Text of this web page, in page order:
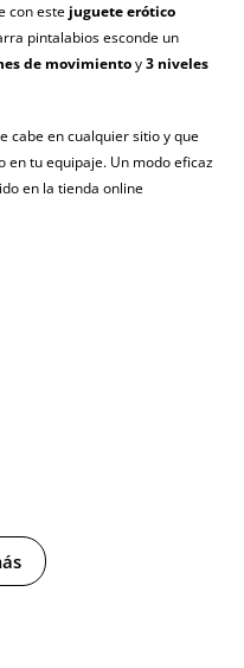
con este juguete erótico
pintalabios esconde un
de movimientoy3 niveles
cabe en cualquier sitio y que
en tu equipaje. Un modo eficaz
en la tienda online